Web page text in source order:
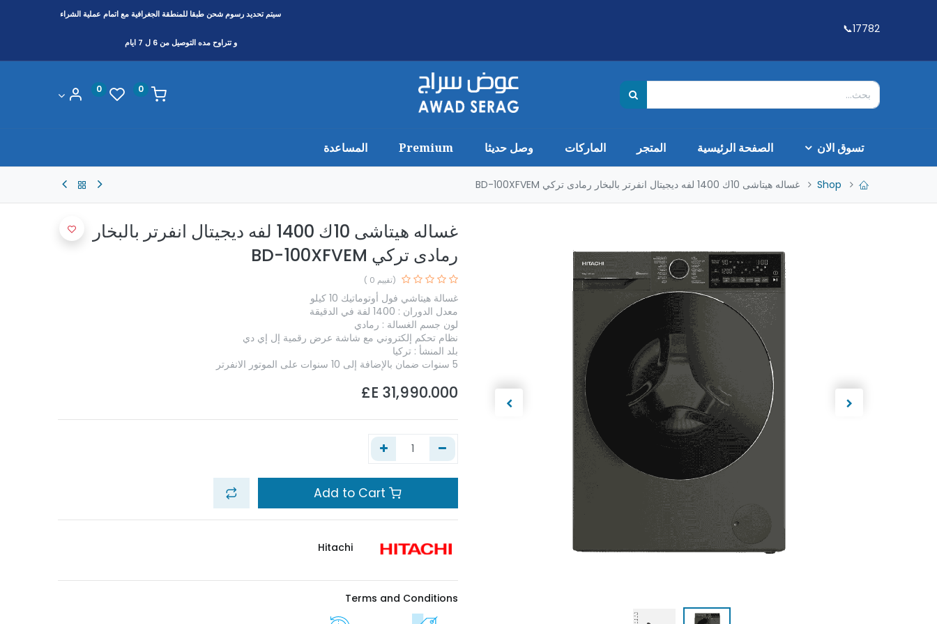
17782📞
سيتم تحديد رسوم شحن طبقاللمنطقةالجغرافية مع اتمام عملية الشراء
و تتراوح مده التوصيل من 6 ل 7 ايام
0
0
تسوق الان الصفحة الرئيسية المتجر الماركات وصل حديثا Premium المساعدة
Shop غساله هيتاشى 10ك 1400 لفه ديجيتال انفرتر بالبخار رمادى تركي BD-100XFVEM
غساله هيتاشى 10ك 1400 لفه ديجيتال انفرتر بالبخار
رمادى تركي BD-100XFVEM
(تقييم 0 )
غسالة هيتاشي فول أوتوماتيك 10 كيلو
معدل الدوران : 1400 لفة في الدقيقة
لون جسم الغسالة : رمادي
نظام تحكم إلكتروني مع شاشة عرض رقمية إل إي دي
بلد المنشأ : تركيا
5 سنوات ضمان بالإضافة إلى 10 سنوات على الموتور الانفرتر
31,990.000
Add to Cart
Hitachi
Terms and Conditions